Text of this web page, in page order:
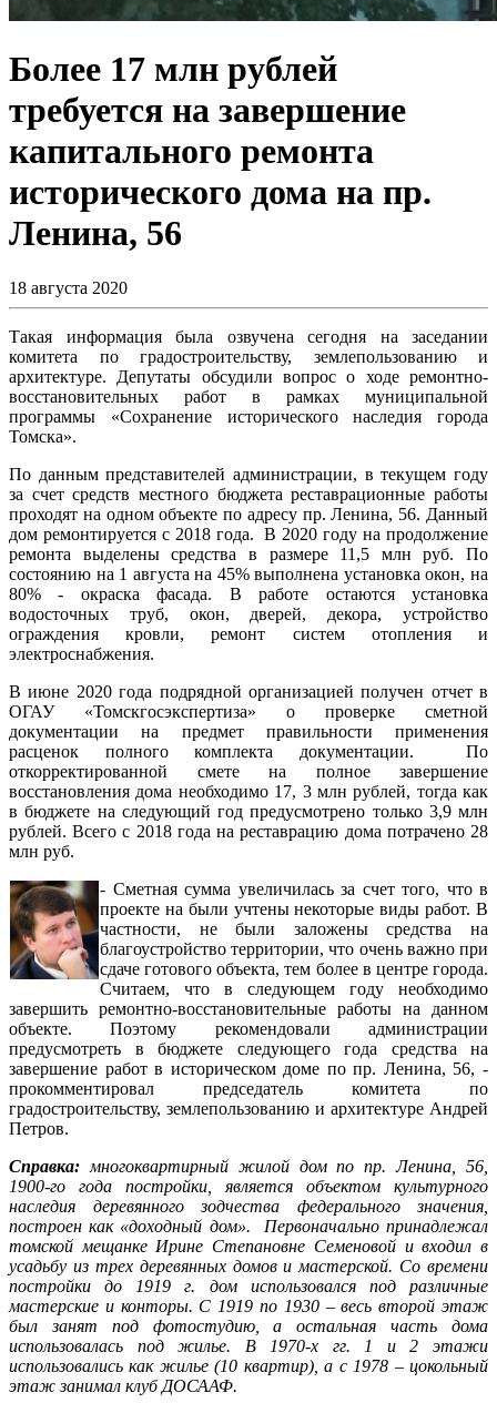
Более 17 млн рублей
требуется на завершение
капитального ремонта
исторического дома на пр.
Ленина, 56
18 августа 2020
Такая информация была озвучена сегодня на заседании
комитета по градостроительству, землепользованию и
архитектуре. Депутаты обсудили вопрос о ходе ремонтно-
восстановительных работ в рамках муниципальной
программы «Сохранение исторического наследия города
Томска».
По данным представителей администрации, в текущем году
за счет средств местного бюджета реставрационные работы
проходят на одном объекте по адресу пр. Ленина, 56. Данный
дом ремонтируется с 2018 года. В 2020 году на продолжение
ремонта выделены средства в размере 11,5 млн руб. По
состоянию на 1 августа на 45% выполнена установка окон, на
80% - окраска фасада. В работе остаются установка
водосточных труб, окон, дверей, декора, устройство
ограждения кровли, ремонт систем отопления и
электроснабжения.
В июне 2020 года подрядной организацией получен отчет в
ОГАУ «Томскгосэкспертиза» о проверке сметной
документации на предмет правильности применения
расценок полного комплекта документации. По
откорректированной смете на полное завершение
восстановления дома необходимо 17, 3 млн рублей, тогда как
в бюджете на следующий год предусмотрено только 3,9 млн
рублей. Всего с 2018 года на реставрацию дома потрачено 28
млн руб.
- Сметная сумма увеличилась за счет того, что в
проекте на были учтены некоторые виды работ. В
частности, не были заложены средства на
благоустройство территории, что очень важно при
сдаче готового объекта, тем более в центре города.
Считаем, что в следующем году необходимо
завершить ремонтно-восстановительные работы на данном
объекте. Поэтому рекомендовали администрации
предусмотреть в бюджете следующего года средства на
завершение работ в историческом доме по пр. Ленина, 56, -
прокомментировал председатель комитета по
градостроительству, землепользованию и архитектуре Андрей
Петров.
Справка: многоквартирный жилой дом по пр. Ленина, 56,
1900-го года постройки, является объектом культурного
наследия деревянного зодчества федерального значения,
построен как «доходный дом». Первоначально принадлежал
томской мещанке Ирине Степановне Семеновой и входил в
усадьбу из трех деревянных домов и мастерской. Со времени
постройки до 1919 г. дом использовался под различные
мастерские и конторы. С 1919 по 1930 – весь второй этаж
был занят под фотостудию, а остальная часть дома
использовалась под жилье. В 1970-х гг. 1 и 2 этажи
использовались как жилье (10 квартир), а с 1978 – цокольный
этаж занимал клуб ДОСААФ.